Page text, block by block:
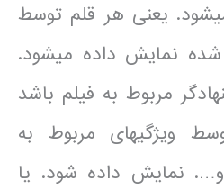
یعنی هر قلم توسط
شده نمایش داده می­شود.
مربوط به فیلم باشد
ویژگی­های مربوط به
و…. نمایش داده شود. یا